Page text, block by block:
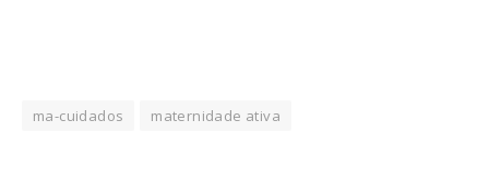
ma-cuidados maternidade ativa